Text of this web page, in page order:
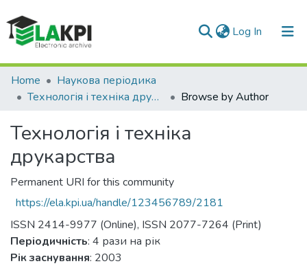
Log In (current)
Communities & Collections
All of DSpace
Home
Наукова періодика
Технологія і техніка друкарства
Browse by Author
Технологія і техніка
друкарства
Permanent URI for this community
https://ela.kpi.ua/handle/123456789/2181
ISSN 2414-9977 (Online), ISSN 2077-7264 (Print)
Періодичність: 4 рази на рік
Рік заснування: 2003